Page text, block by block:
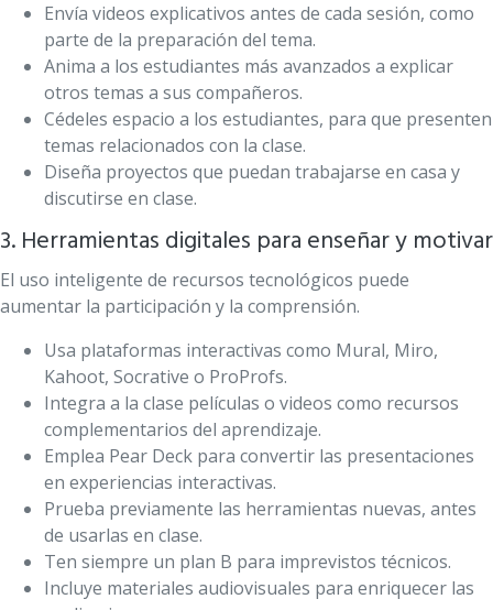
Envía videos explicativos antes de cada sesión, como
parte de la preparación del tema.
Anima a los estudiantes más avanzados a explicar
otros temas a sus compañeros.
Cédeles espacio a los estudiantes, para que presenten
temas relacionados con la clase.
Diseña proyectos que puedan trabajarse en casa y
discutirse en clase.
3. Herramientas digitales para enseñar y motivar
El uso inteligente de recursos tecnológicos puede
aumentar la participación y la comprensión.
Usa plataformas interactivas como Mural, Miro,
Kahoot, Socrative o ProProfs.
Integra a la clase películas o videos como recursos
complementarios del aprendizaje.
Emplea Pear Deck para convertir las presentaciones
en experiencias interactivas.
Prueba previamente las herramientas nuevas, antes
de usarlas en clase.
Ten siempre un plan B para imprevistos técnicos.
Incluye materiales audiovisuales para enriquecer las